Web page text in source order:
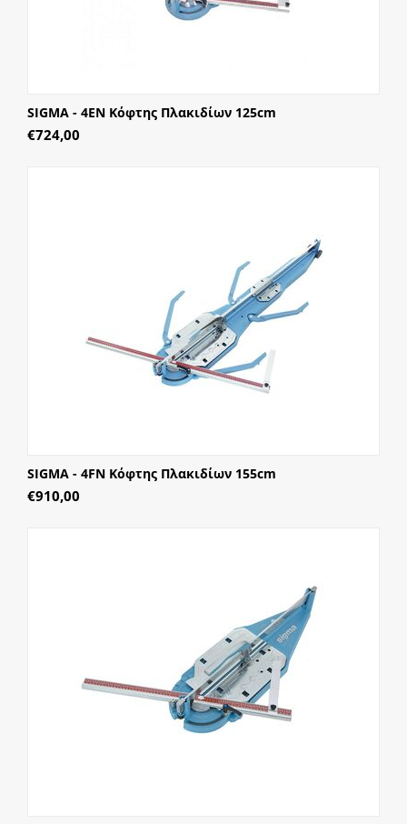
SIGMA - 4EN Κόφτης Πλακιδίων 125cm
€724,00
SIGMA - 4FN Κόφτης Πλακιδίων 155cm
€910,00